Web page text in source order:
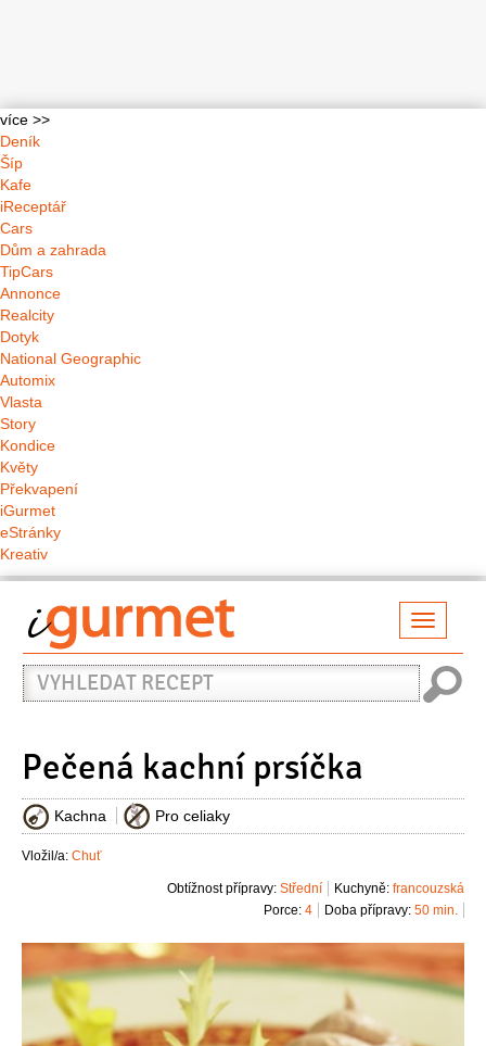
více >>
Deník
Šíp
Kafe
iReceptář
Cars
Dům a zahrada
TipCars
Annonce
Realcity
Dotyk
National Geographic
Automix
Vlasta
Story
Kondice
Květy
Překvapení
iGurmet
eStránky
Kreativ
Vyhledat
recept
Pečená kachní prsíčka
Kachna Pro celiaky
Vložil/a: Chuť
Kuchyně: francouzská
Obtížnost přípravy: Střední
Doba přípravy: 50 min.
Porce: 4